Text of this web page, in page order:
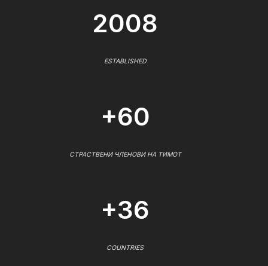
2008
ESTABLISHED
+60
СТРАСТВЕНИ ЧЛЕНОВИ НА ТИМОТ
+36
COUNTRIES